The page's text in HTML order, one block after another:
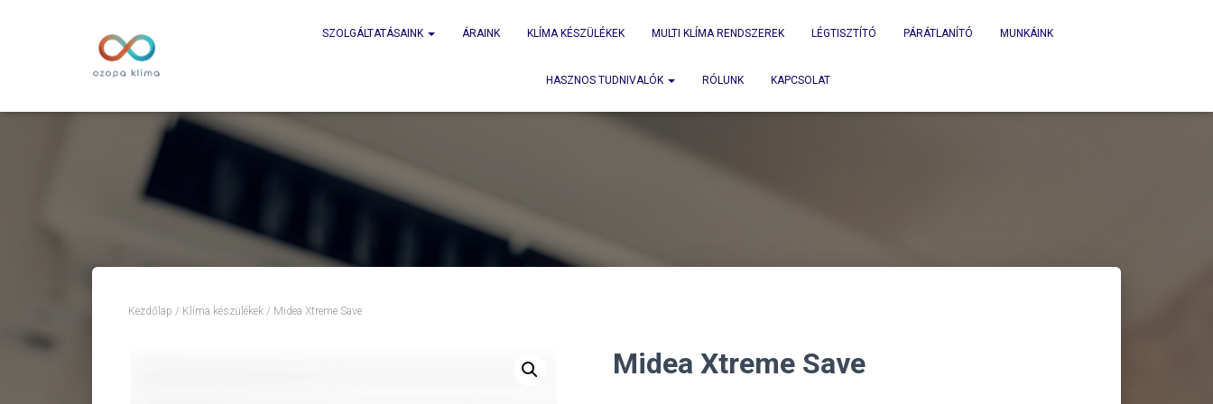
SZOLGÁLTATÁSAINK ÁRAINK KLÍMA KÉSZÜLÉKEK MULTI KLÍMA RENDSZEREK LÉGTISZTÍTÓ PÁRÁTLANÍTÓ MUNKÁINK
HASZNOS TUDNIVALÓK RÓLUNK KAPCSOLAT
Kezdőlap / Klíma készülékek / Midea Xtreme Save
Midea Xtreme Save